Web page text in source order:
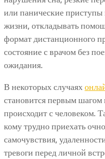
или панические
жизни, откладывать
формат дистанционного
состояние с врачом без
ожидания.
В некоторых случаях
становится первым
происходит с человеком.
кому трудно приехать
самочувствия,
тревоги перед личной